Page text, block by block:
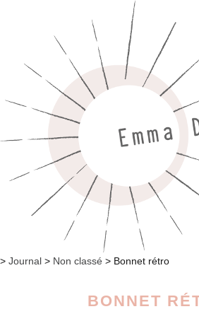
> Journal > Non classé > Bonnet rétro
BONNET